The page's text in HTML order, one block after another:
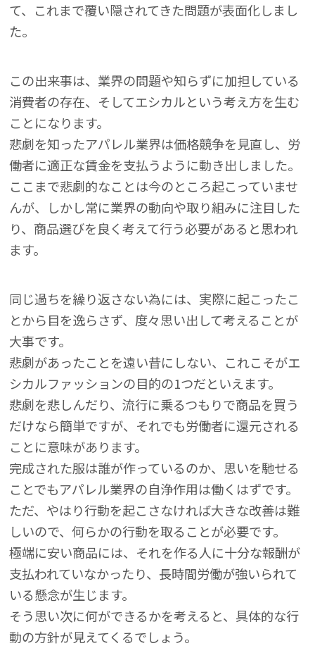
て、これまで覆い隠されてきた問題が表面化しまし
た。
この出来事は、業界の問題や知らずに加担している
消費者の存在、そしてエシカルという考え方を生む
ことになります。
悲劇を知ったアパレル業界は価格競争を見直し、労
働者に適正な賃金を支払うように動き出しました。
ここまで悲劇的なことは今のところ起こっていませ
んが、しかし常に業界の動向や取り組みに注目した
り、商品選びを良く考えて行う必要があると思われ
ます。
同じ過ちを繰り返さない為には、実際に起こったこ
とから目を逸らさず、度々思い出して考えることが
大事です。
悲劇があったことを遠い昔にしない、これこそがエ
シカルファッションの目的の1つだといえます。
悲劇を悲しんだり、流行に乗るつもりで商品を買う
だけなら簡単ですが、それでも労働者に還元される
ことに意味があります。
完成された服は誰が作っているのか、思いを馳せる
ことでもアパレル業界の自浄作用は働くはずです。
ただ、やはり行動を起こさなければ大きな改善は難
しいので、何らかの行動を取ることが必要です。
極端に安い商品には、それを作る人に十分な報酬が
支払われていなかったり、長時間労働が強いられて
いる懸念が生じます。
そう思い次に何ができるかを考えると、具体的な行
動の方針が見えてくるでしょう。